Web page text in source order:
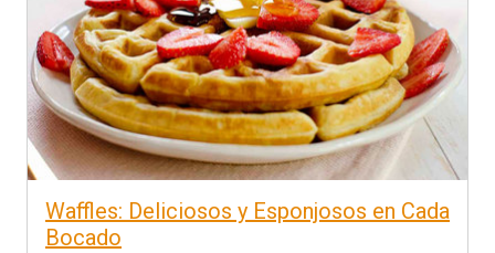
Waffles: Deliciosos y Esponjosos en Cada
Bocado